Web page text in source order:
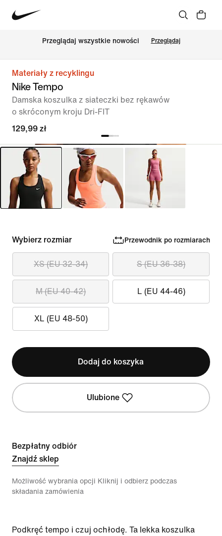
Przeglądaj wszystkie nowości Przeglądaj
Materiały z recyklingu
Nike Tempo
Damska koszulka z siateczki bez rękawów
o skróconym kroju Dri-FIT
129,99 zł
Wybierz rozmiar Przewodnik po rozmiarach
XS (EU 32-34) S (EU 36-38)
M (EU 40-42) L (EU 44-46)
XL (EU 48-50)
Dodaj do koszyka
Ulubione
Bezpłatny odbiór
Znajdź sklep
Możliwość wybrania opcji Kliknij i odbierz podczas
składania zamówienia
Podkręć tempo i czuj ochłodę. Ta lekka koszulka